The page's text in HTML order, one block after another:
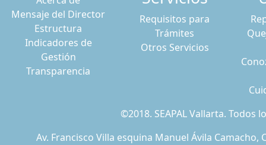
Mensaje del Director
Estructura
Indicadores de
Gestión
Transparencia
Requisitos para
Trámites
Otros Servicios
©2018. SEAPAL Vallarta. Todos
Av. Francisco Villa esquina Manuel Ávila Camacho,